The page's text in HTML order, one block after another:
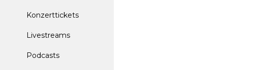
Konzerttickets
Livestreams
Podcasts